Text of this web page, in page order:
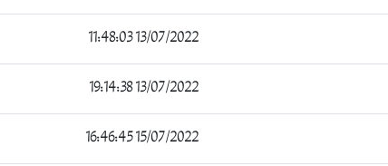
13/07/2022 11:48:03
13/07/2022 19:14:38
15/07/2022 16:46:45